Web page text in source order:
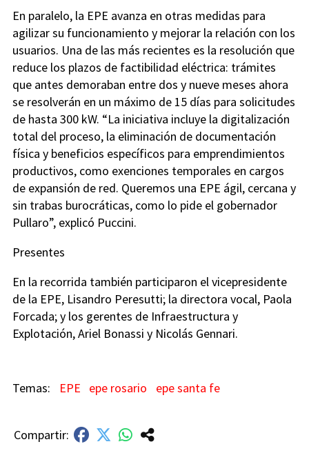
En paralelo, la EPE avanza en otras medidas para
agilizar su funcionamiento y mejorar la relación con los
usuarios. Una de las más recientes es la resolución que
reduce los plazos de factibilidad eléctrica: trámites
que antes demoraban entre dos y nueve meses ahora
se resolverán en un máximo de 15 días para solicitudes
de hasta 300 kW. “La iniciativa incluye la digitalización
total del proceso, la eliminación de documentación
física y beneficios específicos para emprendimientos
productivos, como exenciones temporales en cargos
de expansión de red. Queremos una EPE ágil, cercana y
sin trabas burocráticas, como lo pide el gobernador
Pullaro”, explicó Puccini.
Presentes
En la recorrida también participaron el vicepresidente
de la EPE, Lisandro Peresutti; la directora vocal, Paola
Forcada; y los gerentes de Infraestructura y
Explotación, Ariel Bonassi y Nicolás Gennari.
EPE epe rosario epe santa fe